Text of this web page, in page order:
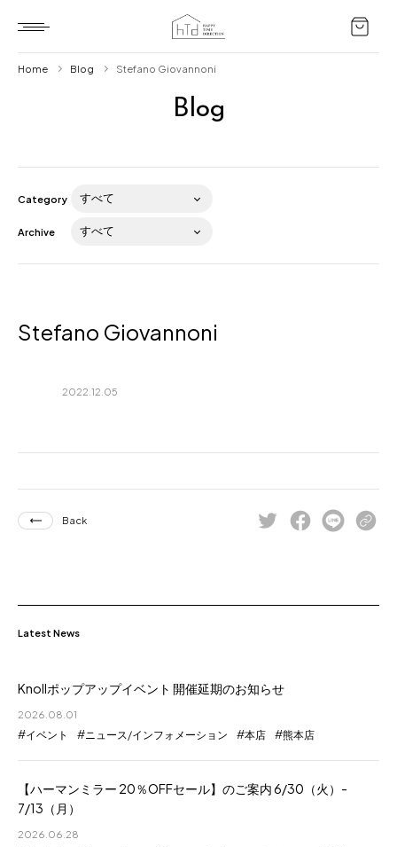
Blog
About us
Recruit
フラッグシップストア
0965-52-0323
熊本店
Arv
0965-45-9282
Blog
Home Blog Stefano Giovannoni
Category
Archive
Stefano Giovannoni
2022.12.05
Back
Latest News
Knollポップアップイベント 開催延期のお知らせ
2026.08.01
イベント ニュース/インフォメーション 本店 熊本店
【ハーマンミラー 20％OFFセール】のご案内 6/30（火）-
7/13（月）
2026.06.28